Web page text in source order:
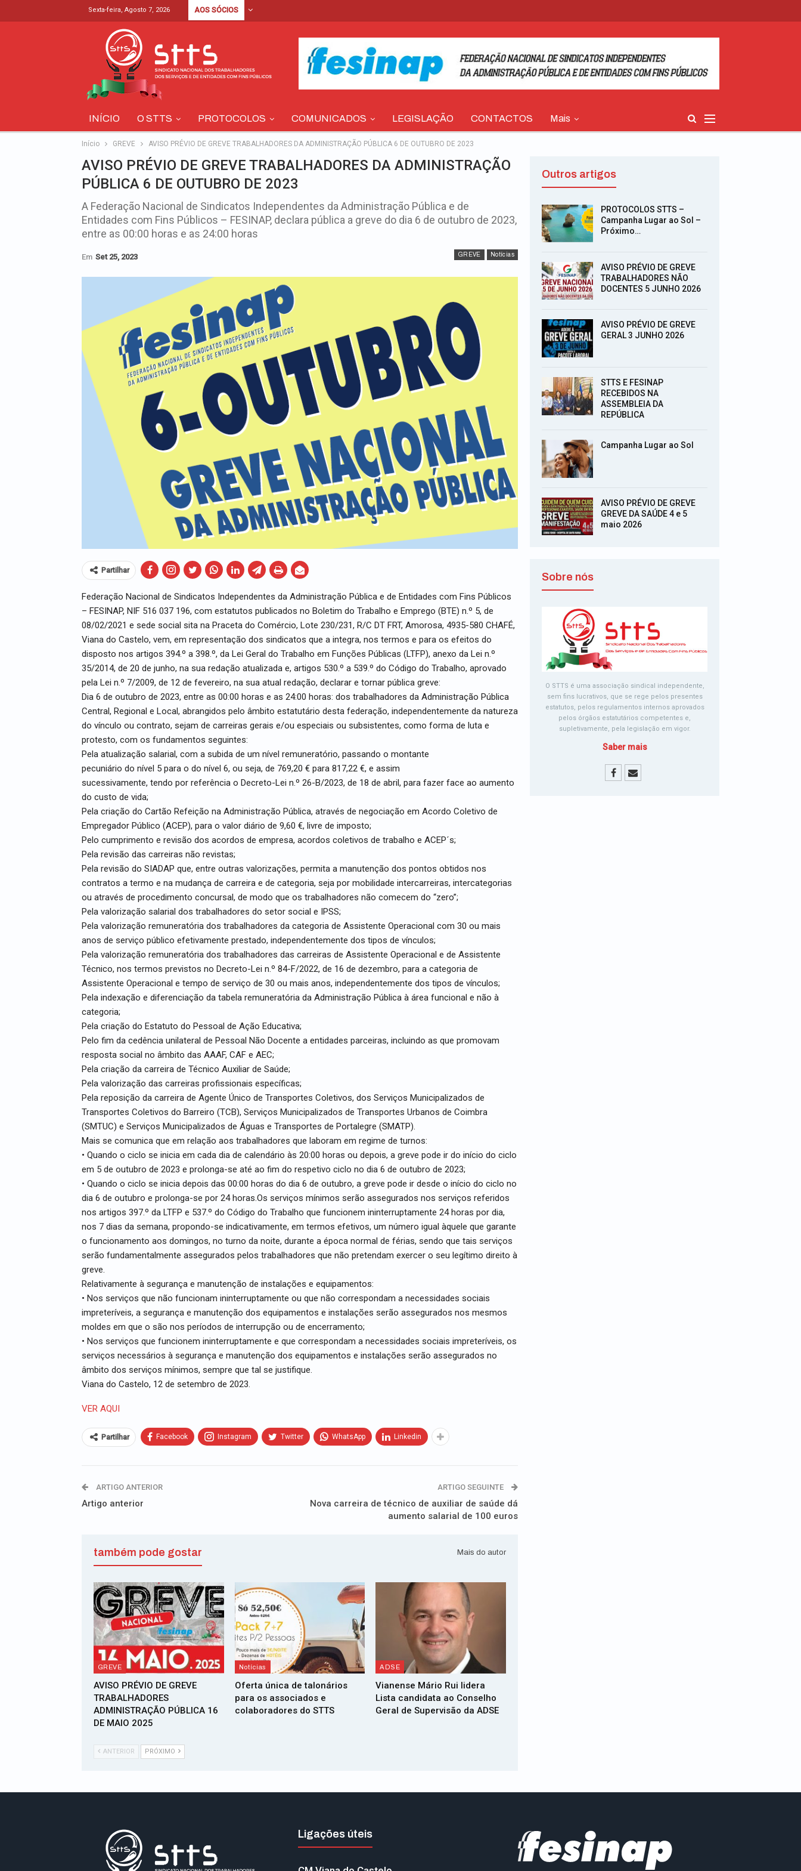
Sexta-feira, Agosto 7, 2026 AOS SÓCIOS
INÍCIO O STTS PROTOCOLOS COMUNICADOS LEGISLAÇÃO CONTACTOS Mais
Início GREVE AVISO PRÉVIO DE GREVE TRABALHADORES DA ADMINISTRAÇÃO PÚBLICA 6 DE OUTUBRO DE 2023
AVISO PRÉVIO DE GREVE TRABALHADORES DA ADMINISTRAÇÃO
PÚBLICA 6 DE OUTUBRO DE 2023
A Federação Nacional de Sindicatos Independentes da Administração Pública e de
Entidades com Fins Públicos – FESINAP, declara pública a greve do dia 6 de outubro de 2023,
entre as 00:00 horas e as 24:00 horas
GREVE Notícias
Em Set 25, 2023
Partilhar
Federação Nacional de Sindicatos Independentes da Administração Pública e de Entidades com Fins Públicos
– FESINAP, NIF 516 037 196, com estatutos publicados no Boletim do Trabalho e Emprego (BTE) n.º 5, de
08/02/2021 e sede social sita na Praceta do Comércio, Lote 230/231, R/C DT FRT, Amorosa, 4935-580 CHAFÉ,
Viana do Castelo, vem, em representação dos sindicatos que a integra, nos termos e para os efeitos do
disposto nos artigos 394.º a 398.º, da Lei Geral do Trabalho em Funções Públicas (LTFP), anexo da Lei n.º
35/2014, de 20 de junho, na sua redação atualizada e, artigos 530.º a 539.º do Código do Trabalho, aprovado
pela Lei n.º 7/2009, de 12 de fevereiro, na sua atual redação, declarar e tornar pública greve:
Dia 6 de outubro de 2023, entre as 00:00 horas e as 24:00 horas: dos trabalhadores da Administração Pública
Central, Regional e Local, abrangidos pelo âmbito estatutário desta federação, independentemente da natureza
do vínculo ou contrato, sejam de carreiras gerais e/ou especiais ou subsistentes, como forma de luta e
protesto, com os fundamentos seguintes:
Pela atualização salarial, com a subida de um nível remuneratório, passando o montante
pecuniário do nível 5 para o do nível 6, ou seja, de 769,20 € para 817,22 €, e assim
sucessivamente, tendo por referência o Decreto-Lei n.º 26-B/2023, de 18 de abril, para fazer face ao aumento
do custo de vida;
Pela criação do Cartão Refeição na Administração Pública, através de negociação em Acordo Coletivo de
Empregador Público (ACEP), para o valor diário de 9,60 €, livre de imposto;
Pelo cumprimento e revisão dos acordos de empresa, acordos coletivos de trabalho e ACEP´s;
Pela revisão das carreiras não revistas;
Pela revisão do SIADAP que, entre outras valorizações, permita a manutenção dos pontos obtidos nos
contratos a termo e na mudança de carreira e de categoria, seja por mobilidade intercarreiras, intercategorias
ou através de procedimento concursal, de modo que os trabalhadores não comecem do “zero”;
Pela valorização salarial dos trabalhadores do setor social e IPSS;
Pela valorização remuneratória dos trabalhadores da categoria de Assistente Operacional com 30 ou mais
anos de serviço público efetivamente prestado, independentemente dos tipos de vínculos;
Pela valorização remuneratória dos trabalhadores das carreiras de Assistente Operacional e de Assistente
Técnico, nos termos previstos no Decreto-Lei n.º 84-F/2022, de 16 de dezembro, para a categoria de
Assistente Operacional e tempo de serviço de 30 ou mais anos, independentemente dos tipos de vínculos;
Pela indexação e diferenciação da tabela remuneratória da Administração Pública à área funcional e não à
categoria;
Pela criação do Estatuto do Pessoal de Ação Educativa;
Pelo fim da cedência unilateral de Pessoal Não Docente a entidades parceiras, incluindo as que promovam
resposta social no âmbito das AAAF, CAF e AEC;
Pela criação da carreira de Técnico Auxiliar de Saúde;
Pela valorização das carreiras profissionais específicas;
Pela reposição da carreira de Agente Único de Transportes Coletivos, dos Serviços Municipalizados de
Transportes Coletivos do Barreiro (TCB), Serviços Municipalizados de Transportes Urbanos de Coimbra
(SMTUC) e Serviços Municipalizados de Águas e Transportes de Portalegre (SMATP).
Mais se comunica que em relação aos trabalhadores que laboram em regime de turnos:
• Quando o ciclo se inicia em cada dia de calendário às 20:00 horas ou depois, a greve pode ir do início do ciclo
em 5 de outubro de 2023 e prolonga-se até ao fim do respetivo ciclo no dia 6 de outubro de 2023;
• Quando o ciclo se inicia depois das 00:00 horas do dia 6 de outubro, a greve pode ir desde o início do ciclo no
dia 6 de outubro e prolonga-se por 24 horas.Os serviços mínimos serão assegurados nos serviços referidos
nos artigos 397.º da LTFP e 537.º do Código do Trabalho que funcionem ininterruptamente 24 horas por dia,
nos 7 dias da semana, propondo-se indicativamente, em termos efetivos, um número igual àquele que garante
o funcionamento aos domingos, no turno da noite, durante a época normal de férias, sendo que tais serviços
serão fundamentalmente assegurados pelos trabalhadores que não pretendam exercer o seu legítimo direito à
greve.
Relativamente à segurança e manutenção de instalações e equipamentos:
• Nos serviços que não funcionam ininterruptamente ou que não correspondam a necessidades sociais
impreteríveis, a segurança e manutenção dos equipamentos e instalações serão assegurados nos mesmos
moldes em que o são nos períodos de interrupção ou de encerramento;
• Nos serviços que funcionem ininterruptamente e que correspondam a necessidades sociais impreteríveis, os
serviços necessários à segurança e manutenção dos equipamentos e instalações serão assegurados no
âmbito dos serviços mínimos, sempre que tal se justifique.
Viana do Castelo, 12 de setembro de 2023.
VER AQUI
Partilhar Facebook Instagram Twitter WhatsApp Linkedin
ARTIGO ANTERIOR
Artigo anterior
ARTIGO SEGUINTE
Nova carreira de técnico de auxiliar de saúde dá
aumento salarial de 100 euros
também pode gostar Mais do autor
GREVE
AVISO PRÉVIO DE GREVE
TRABALHADORES
ADMINISTRAÇÃO PÚBLICA 16
DE MAIO 2025
Notícias
Oferta única de talonários
para os associados e
colaboradores do STTS
ADSE
Vianense Mário Rui lidera
Lista candidata ao Conselho
Geral de Supervisão da ADSE
ANTERIOR PRÓXIMO
Outros artigos
PROTOCOLOS STTS –
Campanha Lugar ao Sol –
Próximo…
AVISO PRÉVIO DE GREVE
TRABALHADORES NÃO
DOCENTES 5 JUNHO 2026
AVISO PRÉVIO DE GREVE
GERAL 3 JUNHO 2026
STTS E FESINAP
RECEBIDOS NA
ASSEMBLEIA DA
REPÚBLICA
Campanha Lugar ao Sol
AVISO PRÉVIO DE GREVE
GREVE DA SAÚDE 4 e 5
maio 2026
Sobre nós
O STTS é uma associação sindical independente,
sem fins lucrativos, que se rege pelos presentes
estatutos, pelos regulamentos internos aprovados
pelos órgãos estatutários competentes e,
supletivamente, pela legislação em vigor.
Saber mais
Ligações úteis